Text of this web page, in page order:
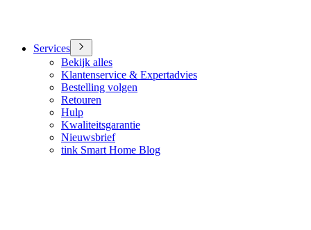
Services
Bekijk alles
Klantenservice & Expertadvies
Bestelling volgen
Retouren
Hulp
Kwaliteitsgarantie
Nieuwsbrief
tink Smart Home Blog